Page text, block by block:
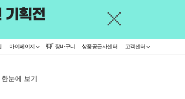
마이페이지 장바구니 상품공급사센터 고객센터
눈에 보기